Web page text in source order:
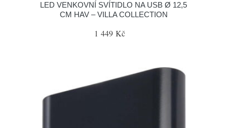
LED VENKOVNÍ SVÍTIDLO NA USB Ø 12,5
CM HAV – VILLA COLLECTION
1 449 Kč